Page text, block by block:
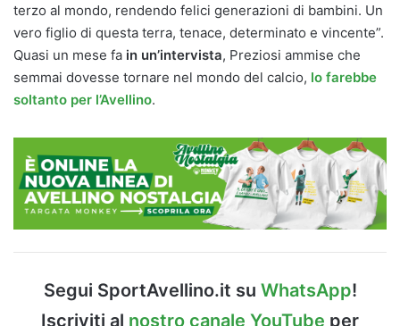
terzo al mondo, rendendo felici generazioni di bambini. Un
vero figlio di questa terra, tenace, determinato e vincente”.
Quasi un mese fa in un’intervista, Preziosi ammise che
semmai dovesse tornare nel mondo del calcio, lo farebbe
soltanto per l’Avellino.
Segui SportAvellino.it su WhatsApp!
Iscriviti al nostro canale YouTube per